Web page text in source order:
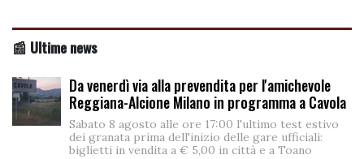
📰 Ultime news
Da venerdì via alla prevendita per l'amichevole
Reggiana-Alcione Milano in programma a Cavola
Sabato 8 agosto alle ore 17:00 l'ultimo test estivo
dei granata prima dell'inizio delle gare ufficiali:
biglietti in vendita a € 5,00 in città e a Toano